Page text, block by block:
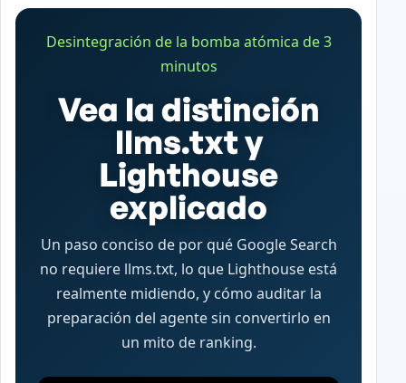
Desintegración de la bomba atómica de 3
minutos
Vea la distinción
llms.txt y
Lighthouse
explicado
Un paso conciso de por qué Google Search
no requiere llms.txt, lo que Lighthouse está
realmente midiendo, y cómo auditar la
preparación del agente sin convertirlo en
un mito de ranking.